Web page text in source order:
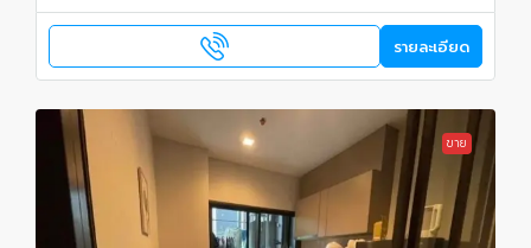
รายละเอียด
ขาย